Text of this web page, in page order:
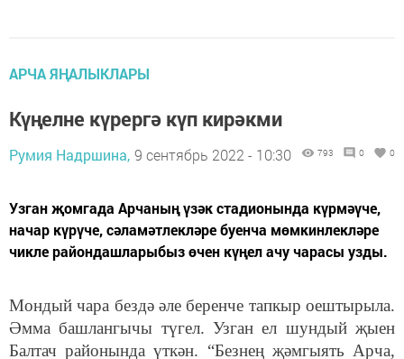
АРЧА ЯҢАЛЫКЛАРЫ
Күңелне күрергә күп кирәкми
Румия Надршина, 9 сентябрь 2022 - 10:30 793 0 0
Узган җомгада Арчаның үзәк стадионында күрмәүче,
начар күрүче, сәламәтлекләре буенча мөмкинлекләре
чикле райондашларыбыз өчен күңел ачу чарасы узды.
Мондый чара бездә әле беренче тапкыр оештырыла.
Әмма башлангычы түгел. Узган ел шундый җыен
Балтач районында үткән. “Безнең җәмгыять Арча,